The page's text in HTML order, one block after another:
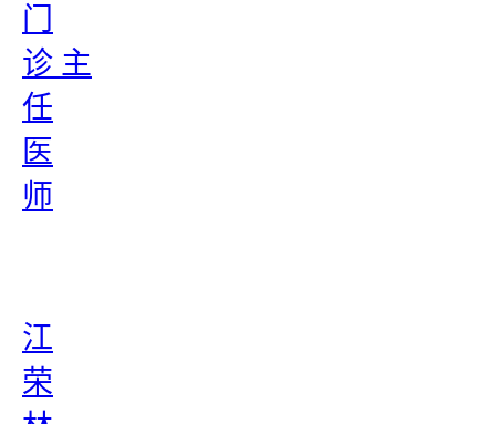
门
诊 主
任
医
师
江
荣